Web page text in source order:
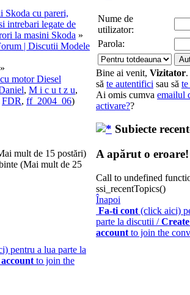
Skoda cu pareri,
intrebari legate de
la masini Skoda »
| Discutii Modele
»
motor Diesel
, M i c u t z u,
FDR, ff_2004_06)
mult de 15 postări)
(Mai mult de 25
pentru a lua parte la
to join the
Nume de
utilizator:
Parola:
Bine ai venit, Vizitator
să te autentifici sau să
Ai omis cumva emailul
activare??
Subiecte
A apărut o eroare!
Call to undefined
ssi_recentTopics()
Înapoi
Fa-ti cont (click aici)
parte la discutii /
account to join the